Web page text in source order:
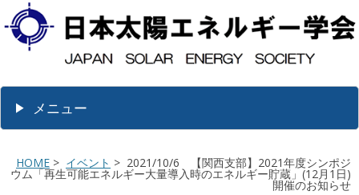
メニュー
HOME > イベント > 2021/10/6 【関西支部】2021年度シンポジ
ウム「再生可能エネルギー大量導入時のエネルギー貯蔵」(12月1日)
開催のお知らせ